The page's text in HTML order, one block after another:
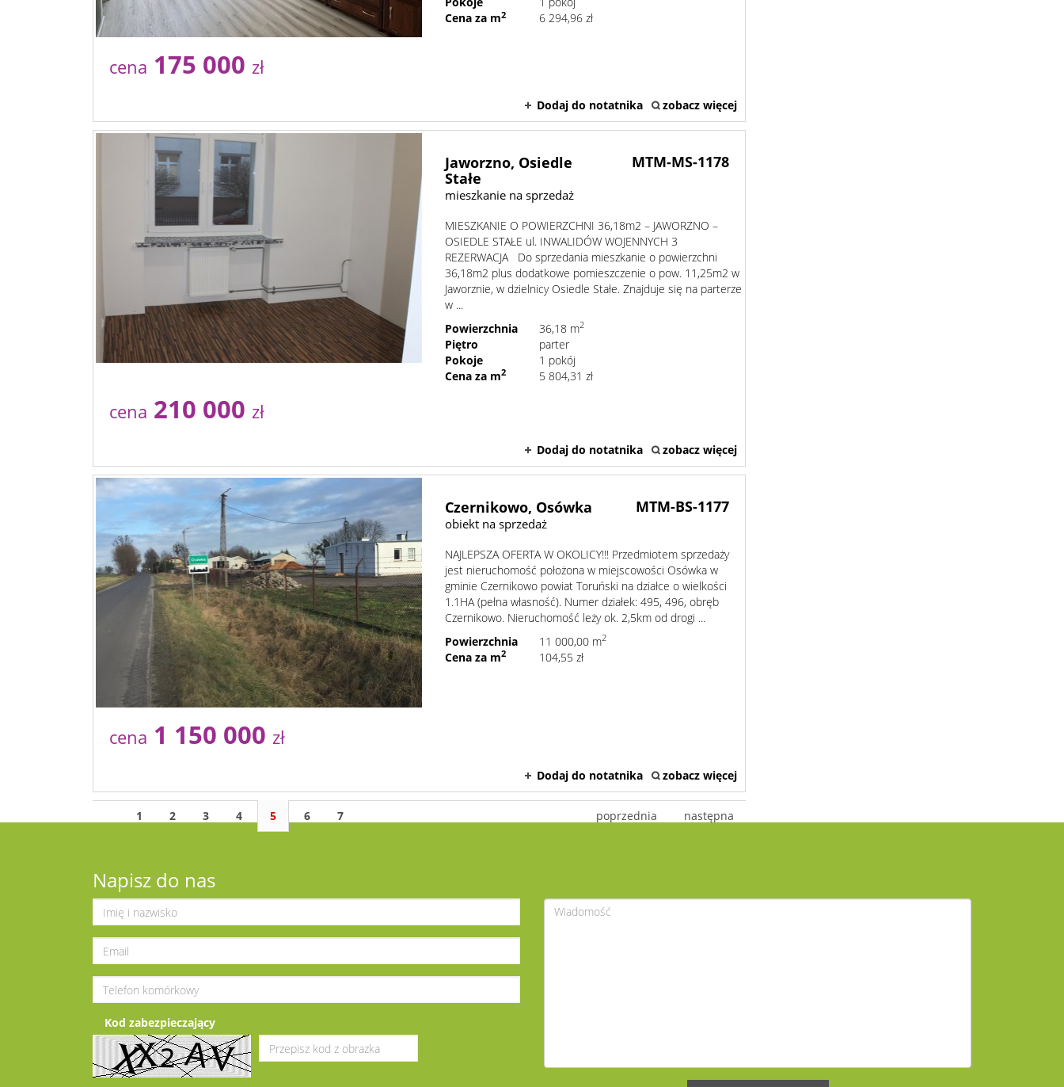
Cena za m2 6 294,96 zł
cena 175 000 zł
Dodaj do notatnika zobacz więcej
Jaworzno, Osiedle
Stałe
mieszkanie na sprzedaż
MTM-MS-1178
MIESZKANIE O POWIERZCHNI 36,18m2 – JAWORZNO –
OSIEDLE STAŁE ul. INWALIDÓW WOJENNYCH 3
REZERWACJA Do sprzedania mieszkanie o powierzchni
36,18m2 plus dodatkowe pomieszczenie o pow. 11,25m2 w
Jaworznie, w dzielnicy Osiedle Stałe. Znajduje się na parterze
w ...
Powierzchnia
36,18 m2
Piętro
parter
Pokoje
1 pokój
Cena za m2 5 804,31 zł
cena 210 000 zł
Dodaj do notatnika zobacz więcej
Czernikowo, Osówka
obiekt na sprzedaż
MTM-BS-1177
NAJLEPSZA OFERTA W OKOLICY!!! Przedmiotem sprzedaży
jest nieruchomość położona w miejscowości Osówka w
gminie Czernikowo powiat Toruński na działce o wielkości
1.1HA (pełna własność). Numer działek: 495, 496, obręb
Czernikowo. Nieruchomość leży ok. 2,5km od drogi ...
Powierzchnia
11 000,00 m2
Cena za m2 104,55 zł
cena 1 150 000 zł
Dodaj do notatnika zobacz więcej
1 2 3 4 5 6 7 poprzednia następna
Napisz do nas
Kod zabezpieczający